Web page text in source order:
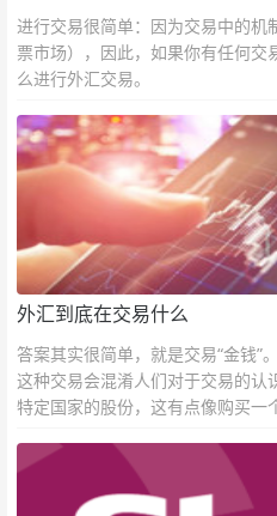
进行交易很简单：因为交易中的机
票市场），因此，如果你有任何
么进行外汇交易。
外汇到底在交易什么
答案其实很简单，就是交易“金钱”
这种交易会混淆人们对于交易的认
特定国家的股份，这有点像购买一